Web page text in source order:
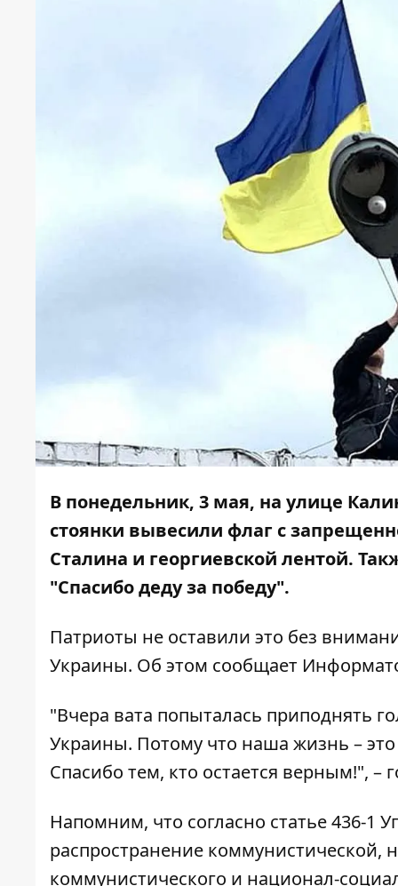
В понедельник, 3 мая, на улице
стоянки вывесили флаг с
Сталина и георгиевской лентой.
"Спасибо деду за победу".
Патриоты не оставили это без
Украины. Об этом сообщает
"Вчера вата попыталась приподнять
Украины. Потому что наша жизнь –
Спасибо тем, кто остается верным!", –
Напомним, что согласно статье 436-1
распространение коммунистической,
коммунистического и национал-